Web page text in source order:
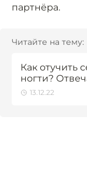
партнёра.
Читайте на тему:
Как отучить
ногти?
13.12.22